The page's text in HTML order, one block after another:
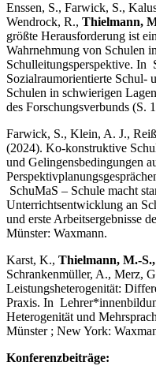
Enssen, S., Farwick, S.,
Wendrock, R., Thielmann,
größte Herausforderung ist
Wahrnehmung von Schulen
Schulleitungs­perspektive. In
Sozialraum­orientierte Schul-
Schulen in schwierigen
des Forschungs­verbunds (S.
Farwick, S., Klein, A. J.,
(2024). Ko-konstruktive
und Gelingensbedingungen
SchuMaS – Schule macht
Unter­richts­entwicklung an
und erste Arbeits­ergebnisse
Münster: Waxmann.
Karst, K., Thielmann, M.-S.,
Schrankenmüller, A., Merz,
Leistungs­heterogenität:
Praxis. In
Heterogenität und
Münster ; New York:
Konferenzbeiträge: